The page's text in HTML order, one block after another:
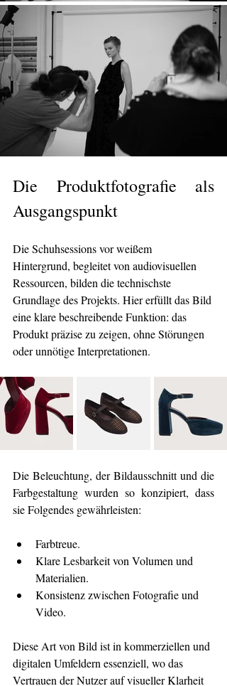
Die Produktfotografie als
Ausgangspunkt
Die Schuhsessions vor weißem
Hintergrund, begleitet von audiovisuellen
Ressourcen, bilden die technischste
Grundlage des Projekts. Hier erfüllt das Bild
eine klare beschreibende Funktion: das
Produkt präzise zu zeigen, ohne Störungen
oder unnötige Interpretationen.
Die Beleuchtung, der Bildausschnitt und die
Farbgestaltung wurden so konzipiert, dass
sie Folgendes gewährleisten:
Farbtreue.
Klare Lesbarkeit von Volumen und
Materialien.
Konsistenz zwischen Fotografie und
Video.
Diese Art von Bild ist in kommerziellen und
digitalen Umfeldern essenziell, wo das
Vertrauen der Nutzer auf visueller Klarheit